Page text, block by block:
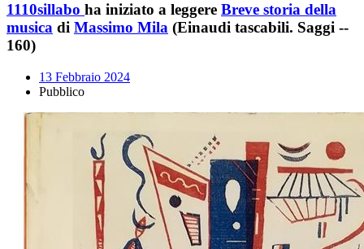
1110sillabo ha iniziato a leggere Breve storia della
musica di Massimo Mila (Einaudi tascabili. Saggi --
160)
13 Febbraio 2024
Pubblico